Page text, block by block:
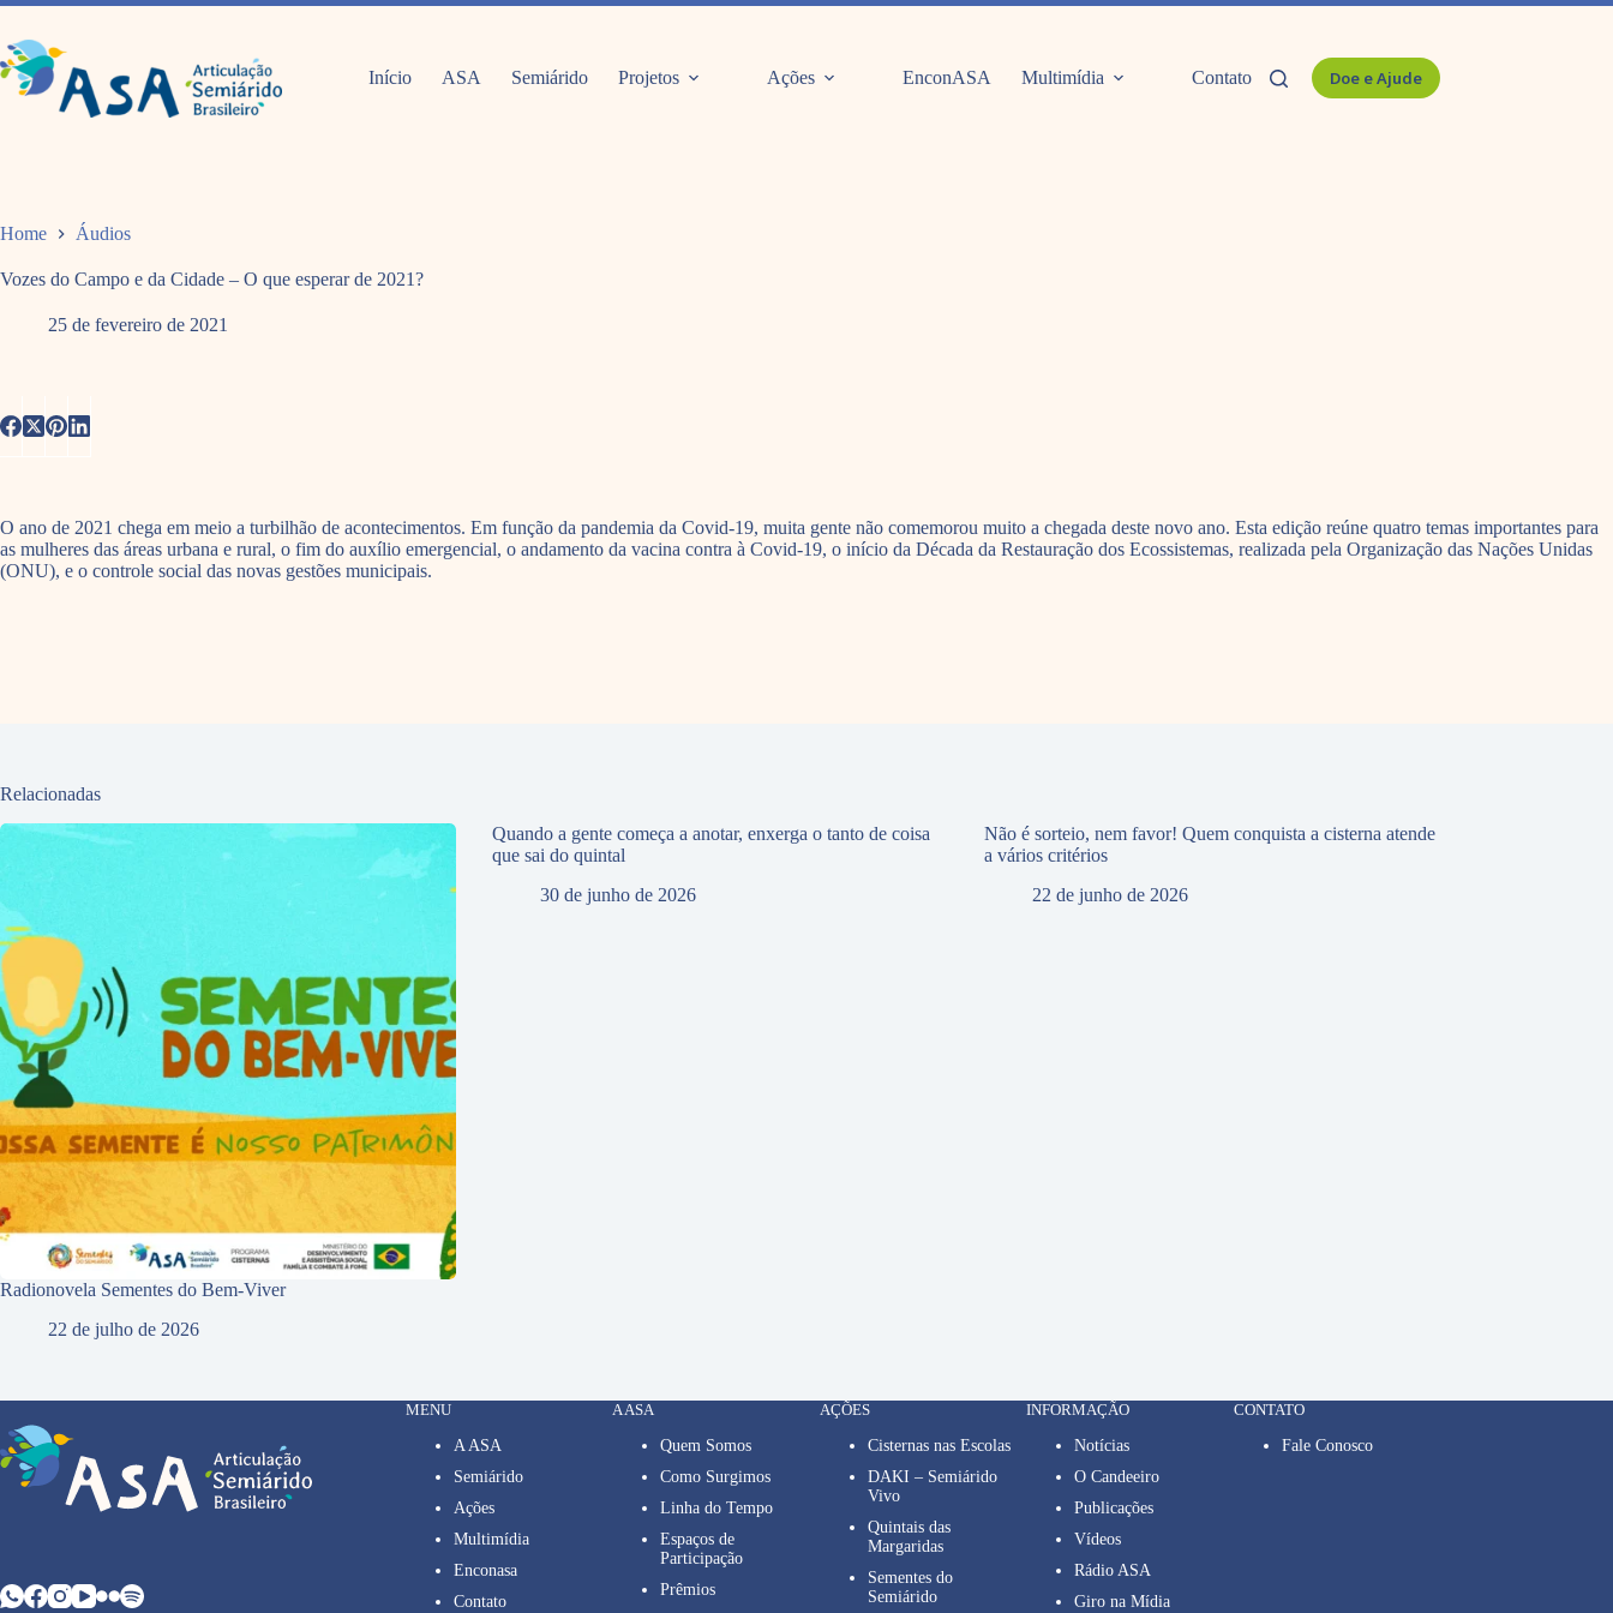
Pular
o
conteúdo
Início ASA Semiárido Projetos Ações EnconASA Multimídia Contato Doe e Ajude
Home Áudios
Vozes do Campo e da Cidade – O que esperar de 2021?
25 de fevereiro de 2021
O ano de 2021 chega em meio a turbilhão de acontecimentos. Em função da pandemia da Covid-19, muita gente não comemorou muito a chegada deste novo ano. Esta edição reúne quatro temas importantes para
as mulheres das áreas urbana e rural, o fim do auxílio emergencial, o andamento da vacina contra à Covid-19, o início da Década da Restauração dos Ecossistemas, realizada pela Organização das Nações Unidas
(ONU), e o controle social das novas gestões municipais.
Relacionadas
Radionovela Sementes do Bem-Viver
22 de julho de 2026
Quando a gente começa a anotar, enxerga o tanto de coisa
que sai do quintal
30 de junho de 2026
Não é sorteio, nem favor! Quem conquista a cisterna atende
a vários critérios
22 de junho de 2026
MENU
A ASA
Semiárido
Ações
Multimídia
Enconasa
Contato
A ASA
Quem Somos
Como Surgimos
Linha do Tempo
Espaços de
Participação
Prêmios
AÇÕES
Cisternas nas Escolas
DAKI – Semiárido
Vivo
Quintais das
Margaridas
Sementes do
Semiárido
INFORMAÇÃO
Notícias
O Candeeiro
Publicações
Vídeos
Rádio ASA
Giro na Mídia
CONTATO
Fale Conosco